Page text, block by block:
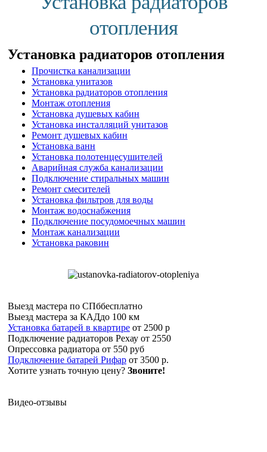
отопления
Установка радиаторов отопления
Прочистка канализации
Установка унитазов
Установка радиаторов отопления
Монтаж отопления
Установка душевых кабин
Установка инсталляций унитазов
Ремонт душевых кабин
Установка ванн
Установка полотенцесушителей
Аварийная служба канализации
Подключение стиральных машин
Ремонт смесителей
Установка фильтров для воды
Монтаж водоснабжения
Подключение посудомоечных машин
Монтаж канализации
Установка раковин
Выезд мастера по СПббесплатно
Выезд мастера за КАДдо 100 км
Установка батарей в квартире от 2500 р
Подключение радиаторов Рехау от 2550
Опрессовка радиатора от 550 руб
Подключение батарей Рифар от 3500 р.
Хотите узнать точную цену? Звоните!
Видео-отзывы